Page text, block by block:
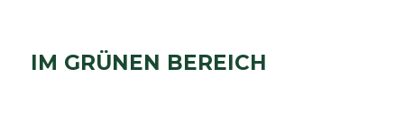
IM GRÜNEN BEREICH